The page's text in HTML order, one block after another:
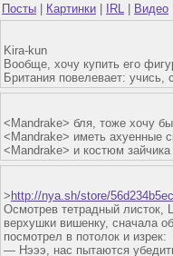
Посты Картинки IRL Видео
Kira-kun
Вообще, хочу купить его
Британия повелевает: учись,
<Mandrake> бля, тоже хочу
<Mandrake> иметь ахуенные
<Mandrake> и костюм зайчика
> http://nya.sh/store/
Осмотрев тетрадный листок,
верхушки вишенку, сначала
посмотрел в потолок и изрек:
— Нэээ, нас пытаются